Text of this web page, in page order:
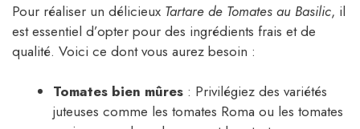
Pour réaliser un délicieux Tartare de Tomates au Basilic, il
est essentiel d’opter pour des ingrédients frais et de
qualité. Voici ce dont vous aurez besoin :
Tomates bien mûres : Privilégiez des variétés
juteuses comme les tomates Roma ou les tomates